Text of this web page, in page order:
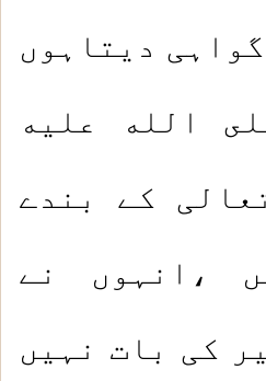
دیتاہوں
الله عليه
کے بندے
،انہوں نے
کی بات نہیں